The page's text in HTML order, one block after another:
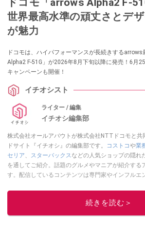
世界最高水準の頑丈さとデ
が魅力
ドコモは、ハイパフォーマンスが長続きする
Alpha2 F-51G」が2026年8月下旬以降に発売！6月
キャンペーンも開催！
イチオシスト
ライター / 編集
イチオシ編集部
株式会社オールアバウトが株式会社NTTドコモと共
ドサイト『イチオシ』の編集部です。
コストコや業
セリア
スターバックス などの人気ショップの隠れ
を通してご紹介。話題のグルメやマニアが紹介する
す。配信しているコンテンツは専門家やインフルエ
ニュースでフォロー
続きを読む＞